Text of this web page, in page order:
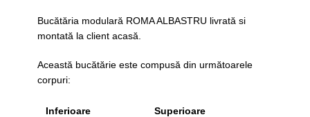
Bucătăria modulară ROMA ALBASTRU livrată si
montată la client acasă.
Această bucătărie este compusă din următoarele
corpuri:
Inferioare Superioare